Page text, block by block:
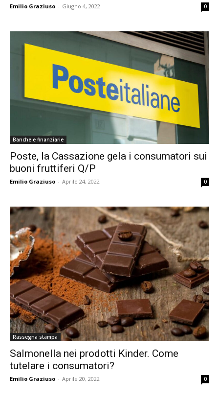
Emilio Graziuso - Giugno 4, 2022 0
Banche e finanziarie
Poste, la Cassazione gela i consumatori sui
buoni fruttiferi Q/P
Emilio Graziuso - Aprile 24, 2022 0
Rassegna stampa
Salmonella nei prodotti Kinder. Come
tutelare i consumatori?
Emilio Graziuso - Aprile 20, 2022 0